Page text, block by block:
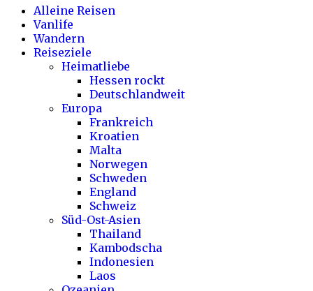
Alleine Reisen
Vanlife
Wandern
Reiseziele
Heimatliebe
Hessen rockt
Deutschlandweit
Europa
Frankreich
Kroatien
Malta
Norwegen
Schweden
England
Schweiz
Süd-Ost-Asien
Thailand
Kambodscha
Indonesien
Laos